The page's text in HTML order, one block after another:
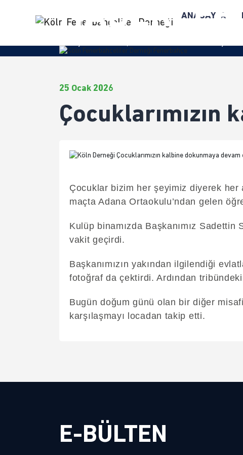
ANASAYFA
HABERLER
25 Ocak 2026
Çocuklar bizim her şeyimiz diyerek her
maçta Adana Ortaokulu’ndan gelen
Kulüp binamızda Başkanımız
vakit geçirdi.
Başkanımızın yakından ilgilendiği
fotoğraf da çektirdi. Ardından
Bugün doğum günü olan bir diğer
karşılaşmayı locadan takip etti.
E-BÜLTEN